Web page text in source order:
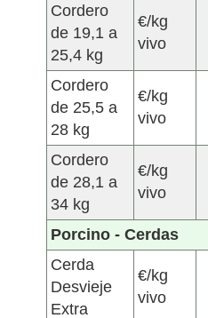
Cordero
de 19,1 a
25,4 kg
€/kg
vivo
Cordero
de 25,5 a
28 kg
€/kg
vivo
Cordero
de 28,1 a
34 kg
€/kg
vivo
Porcino - Cerdas
Cerda
Desvieje
Extra
€/kg
vivo